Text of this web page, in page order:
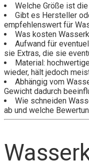
Welche Größe ist
Gibt es Hersteller
empfehlenswert für
Was kosten
Aufwand für
sie Extras, die sie
Material:
wieder, hält jedoch
Abhängig vom
Gewicht dadurch
Wie schneiden
ab und welche